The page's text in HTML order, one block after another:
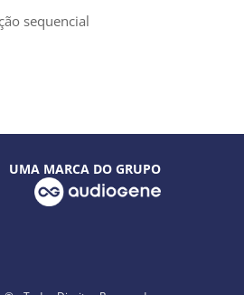
sequencial
UMA MARCA DO GRUPO